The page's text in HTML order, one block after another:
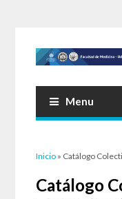
Menu
Usted está
Inicio » Catálogo
Catálogo